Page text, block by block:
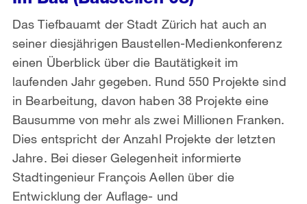
Das Tiefbauamt der Stadt Zürich hat auch an
seiner diesjährigen Baustellen-Medienkonferenz
einen Überblick über die Bautätigkeit im
laufenden Jahr gegeben. Rund 550 Projekte sind
in Bearbeitung, davon haben 38 Projekte eine
Bausumme von mehr als zwei Millionen Franken.
Dies entspricht der Anzahl Projekte der letzten
Jahre. Bei dieser Gelegenheit informierte
Stadtingenieur François Aellen über die
Entwicklung der Auflage- und